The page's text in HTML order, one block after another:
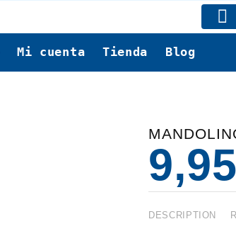
Mi cuenta Tienda Blog
DESCRIPTION